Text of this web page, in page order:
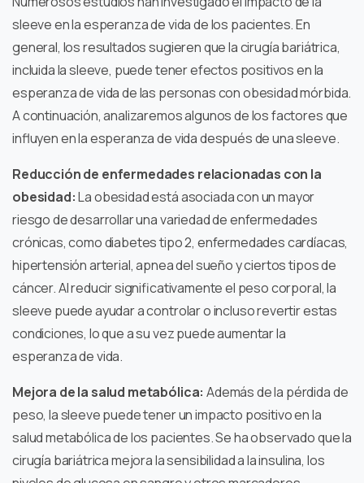
sleeve en la esperanza de vida de los pacientes. En
general, los resultados sugieren que la cirugía bariátrica,
incluida la sleeve, puede tener efectos positivos en la
esperanza de vida de las personas con obesidad mórbida.
A continuación, analizaremos algunos de los factores que
influyen en la esperanza de vida después de una sleeve.
Reducción de enfermedades relacionadas con la
obesidad:La obesidad está asociada con un mayor
riesgo de desarrollar una variedad de enfermedades
crónicas, como diabetes tipo 2, enfermedades cardíacas,
hipertensión arterial, apnea del sueño y ciertos tipos de
cáncer. Al reducir significativamente el peso corporal, la
sleeve puede ayudar a controlar o incluso revertir estas
condiciones, lo que a su vez puede aumentar la
esperanza de vida.
Mejora de la salud metabólica: Además de la pérdida de
peso, la sleeve puede tener un impacto positivo en la
salud metabólica de los pacientes. Se ha observado que la
cirugía bariátrica mejora la sensibilidad a la insulina, los